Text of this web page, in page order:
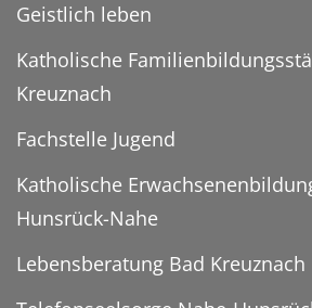
Geistlich leben
Katholische
Kreuznach
Fachstelle Jugend
Katholische
Hunsrück-Nahe
Lebensberatung Bad Kreuznach